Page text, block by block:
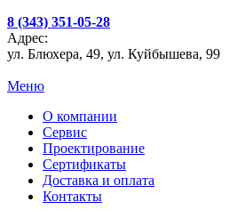
8 (343) 351-05-28
Адрес:
ул. Блюхера, 49, ул. Куйбышева, 99
Меню
О компании
Сервис
Проектирование
Сертификаты
Доставка и оплата
Контакты